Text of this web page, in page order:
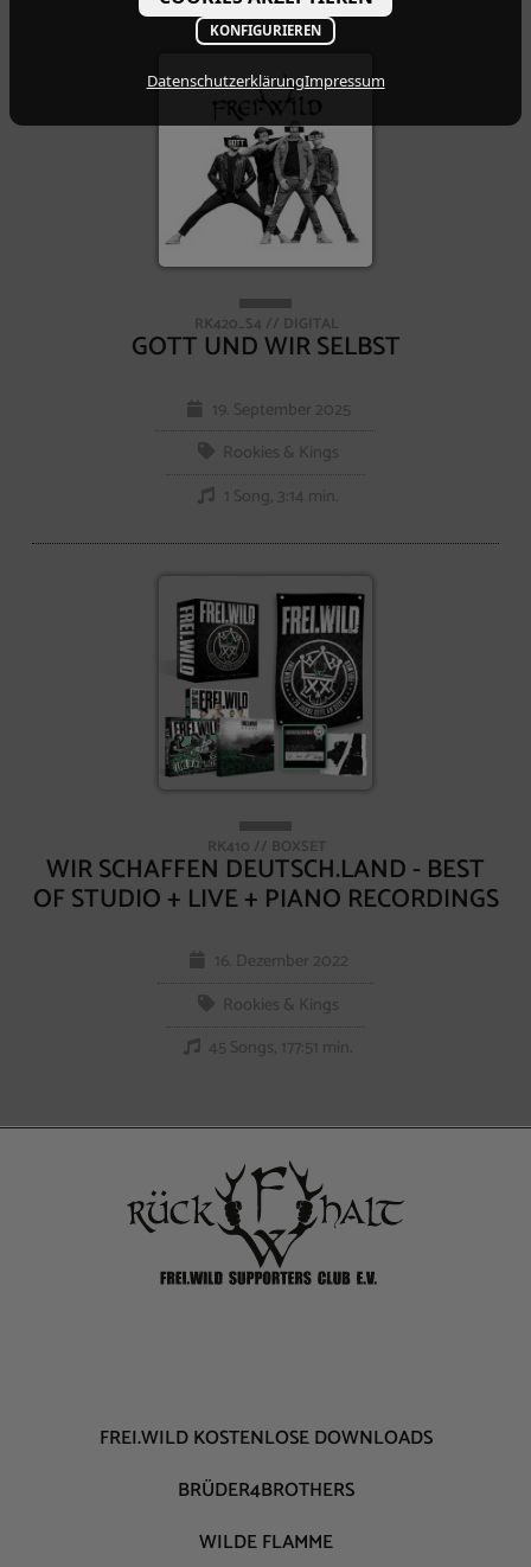
RK420_S4 // DIGITAL
GOTT UND WIR SELBST
19. September 2025
Rookies & Kings
1 Song, 3:14 min.
RK410 // BOXSET
WIR SCHAFFEN DEUTSCH.LAND - BEST
OF STUDIO + LIVE + PIANO RECORDINGS
16. Dezember 2022
Rookies & Kings
45 Songs, 177:51 min.
FREI.WILD KOSTENLOSE DOWNLOADS
BRÜDER4BROTHERS
WILDE FLAMME
KONFIGURIEREN
DatenschutzerklärungImpressum